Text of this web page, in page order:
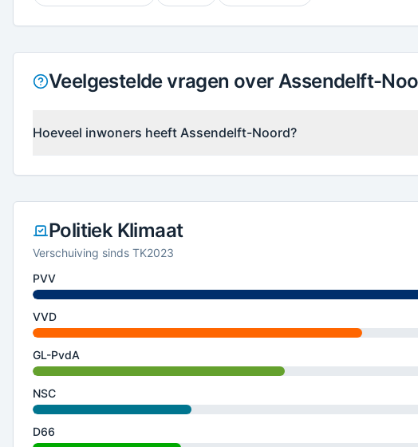
Veelgestelde vragen over Assendelft-
Hoeveel inwoners heeft Assendelft-Noord?
Politiek Klimaat
Verschuiving sinds TK2023
PVV
VVD
GL-PvdA
NSC
D66